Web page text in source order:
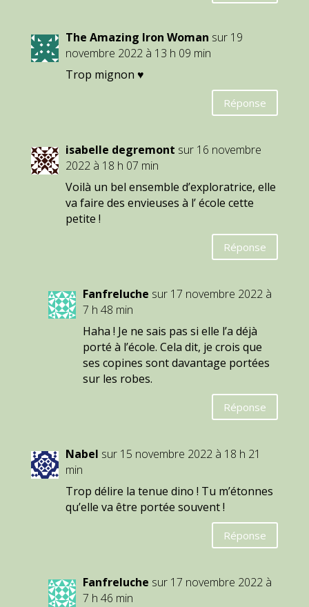
The Amazing Iron Woman sur 19
novembre 2022 à 13 h 09 min
Trop mignon ♥
Réponse
isabelle degremont sur 16 novembre
2022 à 18 h 07 min
Voilà un bel ensemble d’exploratrice, elle
va faire des envieuses à l’ école cette
petite !
Réponse
Fanfreluche sur 17 novembre 2022 à
7 h 48 min
Haha ! Je ne sais pas si elle l’a déjà
porté à l’école. Cela dit, je crois que
ses copines sont davantage portées
sur les robes.
Réponse
Nabel sur 15 novembre 2022 à 18 h 21
min
Trop délire la tenue dino ! Tu m’étonnes
qu’elle va être portée souvent !
Réponse
Fanfreluche sur 17 novembre 2022 à
7 h 46 min